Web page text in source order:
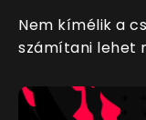
Nem kímélik a
számítani lehet